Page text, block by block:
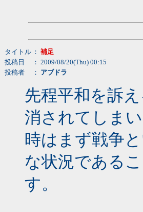
タイトル ： 補足
投稿日
： 2009/08/20(Thu) 00:15
投稿者
： アブドラ
先程平和を訴
消されてしま
時はまず戦争
な状況である
す。